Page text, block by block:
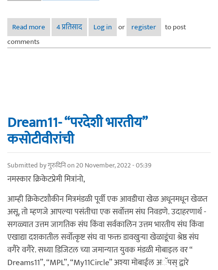
Read more about तेथे “कर” माझे जुळती
4 प्रतिसाद Log in or register
to post
comments
Dream11- “परदेशी भारतीय”
कसोटीवीरांची
Submitted byगुरुदिनिon 20 November, 2022 - 05:39
नमस्कार क्रिकेटप्रेमी मित्रांनो,
आम्ही क्रिकेटशौकीन मित्रमंडळी पूर्वी एक आवडीचा खेळ अधूनमधून खेळत
असू, तो म्हणजे आपल्या पसंतीचा एक सर्वोत्तम संघ निवडणे. उदाहरणार्थ -
सगळ्यात उत्तम जागतिक संघ किंवा सर्वकालिन उत्तम भारतीय संघ किंवा
एखाद्या दशकातील सर्वोत्कृष्ट संघ वा फक्त डावखुऱ्या खेळाडूंचा श्रेष्ठ संघ
वगैरे वगैरे. सध्या डिजिटल च्या जमान्यात युवक मंडळी मोबाइल वर “
Dreams11”, “MPL”, “My11Circle” अश्या मोबाईल अॅपस् द्वारे